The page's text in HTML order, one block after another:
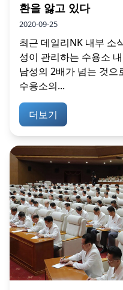
환을 앓고 있다
2020-09-25
최근 데일리NK 내부 소
성이 관리하는 수용소
남성의 2배가 넘는 것으
수용소의...
더보기